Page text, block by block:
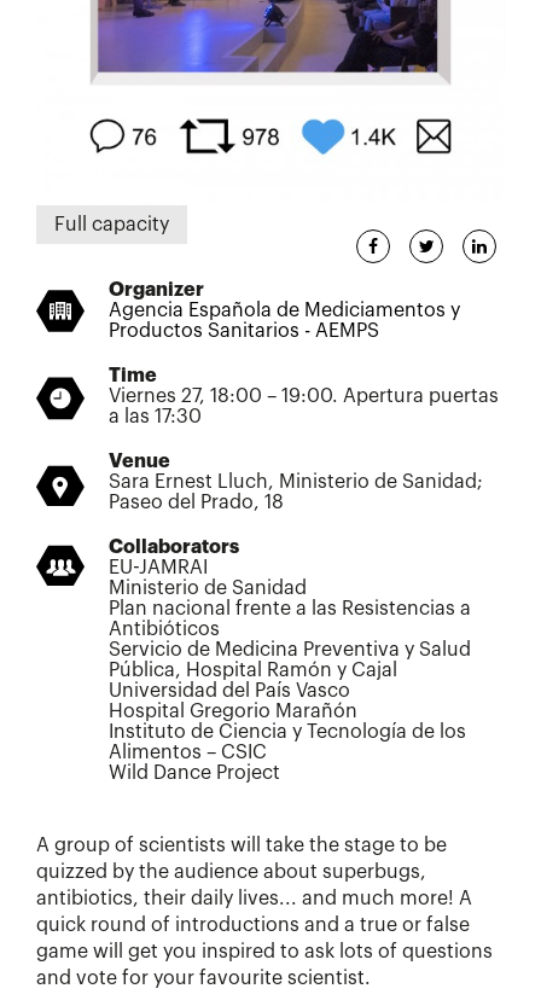
Full capacity
Organizer
Agencia Española de Mediciamentos y
Productos Sanitarios - AEMPS
Time
Viernes 27, 18:00 – 19:00. Apertura puertas
a las 17:30
Venue
Sara Ernest Lluch, Ministerio de Sanidad;
Paseo del Prado, 18
Collaborators
EU-JAMRAI
Ministerio de Sanidad
Plan nacional frente a las Resistencias a
Antibióticos
Servicio de Medicina Preventiva y Salud
Pública, Hospital Ramón y Cajal
Universidad del País Vasco
Hospital Gregorio Marañón
Instituto de Ciencia y Tecnología de los
Alimentos – CSIC
Wild Dance Project
A group of scientists will take the stage to be
quizzed by the audience about superbugs,
antibiotics, their daily lives... and much more! A
quick round of introductions and a true or false
game will get you inspired to ask lots of questions
and vote for your favourite scientist.